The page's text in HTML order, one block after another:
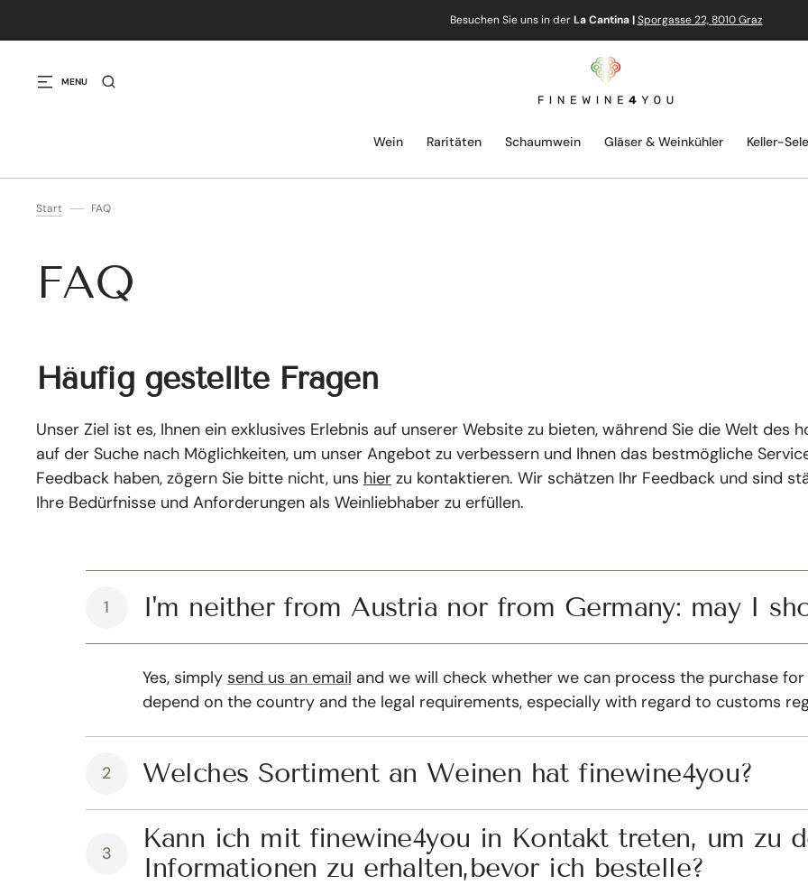
Besuchen Sie uns in derLa Cantina | Sporgasse 22, 8010 Graz
MENU
Wein Raritäten Schaumwein Gläser & Weinkühler Keller-
Start FAQ
FAQ
Häufig gestellte Fragen
Unser Ziel ist es, Ihnen ein exklusives Erlebnis auf unserer Website zu bieten, während Sie die Welt des
auf der Suche nach Möglichkeiten, um unser Angebot zu verbessern und Ihnen das bestmögliche
Feedback haben, zögern Sie bitte nicht, uns hier zu kontaktieren. Wir schätzen Ihr Feedback und sind
Ihre Bedürfnisse und Anforderungen als Weinliebhaber zu erfüllen.
1 I'm neither from Austria nor from Germany: may I
Yes, simply send us an email and we will check whether we can process the purchase
depend on the country and the legal requirements, especially with regard to customs
2 Welches Sortiment an Weinen hat finewine4you?
3
Kann ich mit finewine4you in Kontakt treten, um zu
Informationen zu erhalten,bevor ich bestelle?